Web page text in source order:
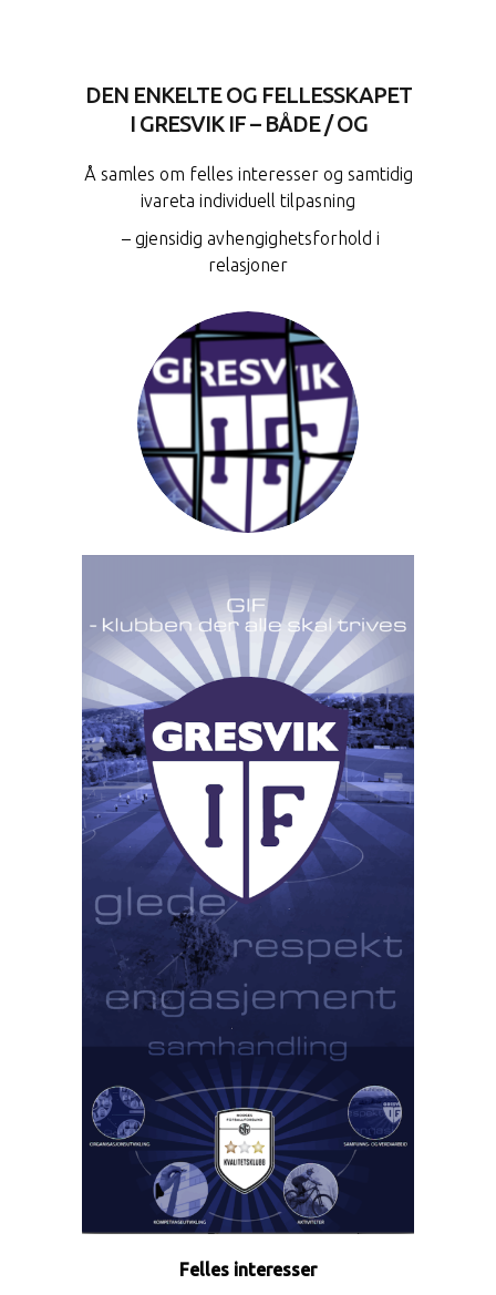
DEN ENKELTE OG FELLESSKAPET
I GRESVIK IF – BÅDE / OG
Å samles om felles interesser og samtidig
ivareta individuell tilpasning
– gjensidig avhengighetsforhold i
relasjoner
Felles interesser